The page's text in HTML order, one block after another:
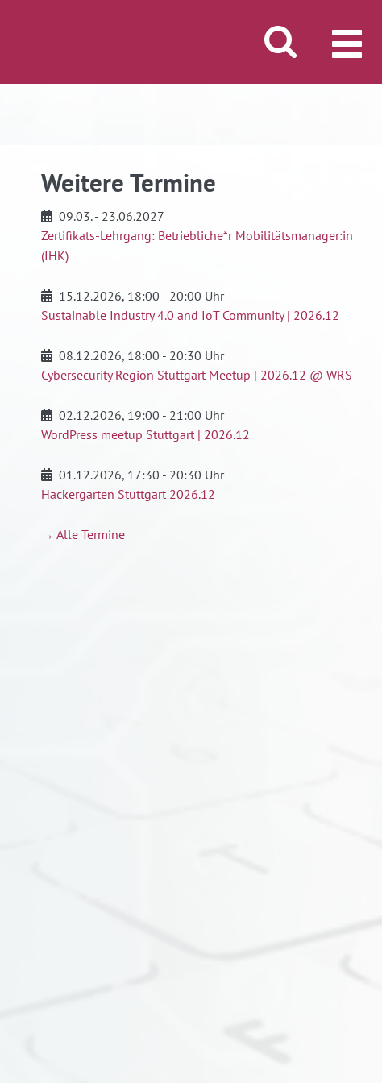
Suche öffnen/
Weitere Termine
09.03. - 23.06.2027
Zertifikats-Lehrgang: Betriebliche*r Mobilitätsmanager:in
(IHK)
15.12.2026, 18:00 - 20:00 Uhr
Sustainable Industry 4.0 and IoT Community | 2026.12
08.12.2026, 18:00 - 20:30 Uhr
Cybersecurity Region Stuttgart Meetup | 2026.12 @ WRS
02.12.2026, 19:00 - 21:00 Uhr
WordPress meetup Stuttgart | 2026.12
01.12.2026, 17:30 - 20:30 Uhr
Hackergarten Stuttgart 2026.12
→ Alle Termine